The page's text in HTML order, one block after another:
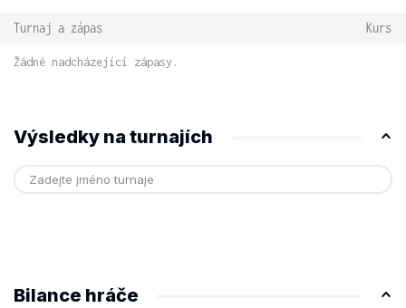
Turnaj a zápas Kurs
Žádné nadcházející zápasy.
Výsledky na turnajích
Bilance hráče